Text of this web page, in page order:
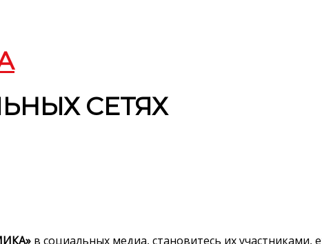
СЕТЯХ
в социальных медиа, становитесь их